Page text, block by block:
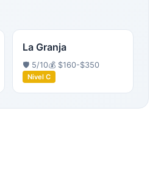
La Granja
🛡️ 5/10💰 $160-$350
Nivel C